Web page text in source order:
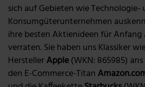
sich auf Gebieten wie Technologie-
Konsumgüterunternehmen
ihre besten Aktienideen für Anfang
verraten. Sie haben uns Klassiker
HerstellerApple(WKN: 865985)
den E-Commerce-Titan